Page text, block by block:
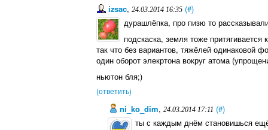
izsac,24.03.2014 16:35 (#)
дурашлёпка, про пизю то
подскаска, земля тоже
так что без вариантов, тяжёлей одинаковой
один оборот элекртона вокруг атома
ньютон бля;)
(ответить)
ni_ko_dim, 24.03.2014 17:11 (#)
ты с каждым днём становишься